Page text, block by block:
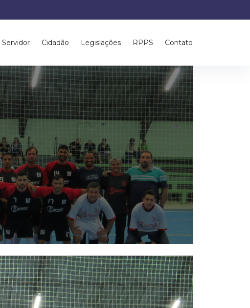
Servidor Cidadão Legislações RPPS Contato